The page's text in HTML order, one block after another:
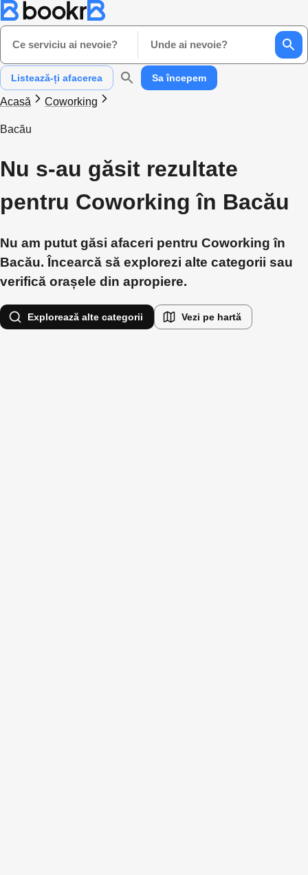
Ce serviciu ai nevoie? Unde ai nevoie?
Listează-ți afacerea Sa începem
Acasă Coworking
Bacău
Nu s-au găsit rezultate
pentru Coworking în Bacău
Nu am putut găsi afaceri pentru Coworking în
Bacău. Încearcă să explorezi alte categorii sau
verifică orașele din apropiere.
Explorează alte categorii Vezi pe hartă